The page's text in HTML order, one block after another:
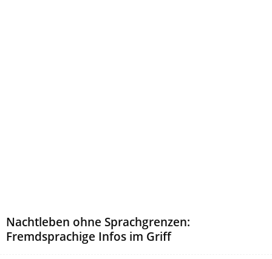
Nachtleben ohne Sprachgrenzen:
Fremdsprachige Infos im Griff